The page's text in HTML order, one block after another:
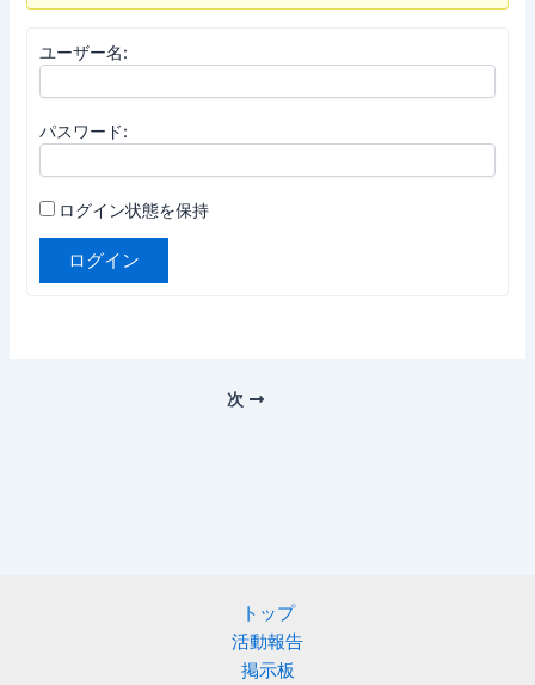
ユーザー名:
パスワード:
ログイン状態を保持
ログイン
次
トップ
活動報告
掲示板